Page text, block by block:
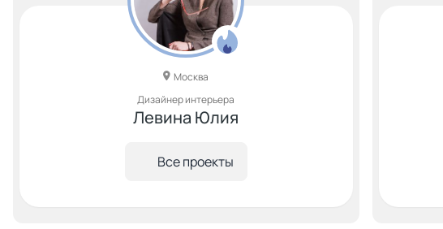
Москва
Дизайнер интерьера
Левина Юлия
Все проекты